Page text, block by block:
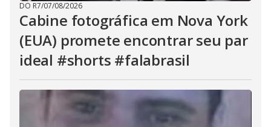
DO R7/07/08/2026
Cabine fotográfica em Nova York
(EUA) promete encontrar seu par
ideal #shorts #falabrasil